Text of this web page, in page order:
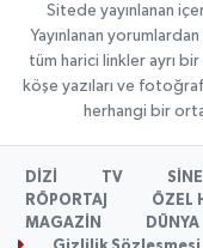
Sitede yayınlanan
Yayınlanan
tüm harici linkler ayrı bir
köşe yazıları ve
herhangi bir
DİZİ TV
RÖPORTAJ
ÖZEL
MAGAZİN
DÜNYA